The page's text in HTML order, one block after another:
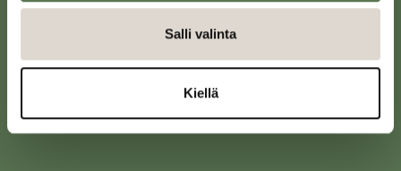
Salli valinta
Kiellä
kirjaamo@saarijarvi.fi